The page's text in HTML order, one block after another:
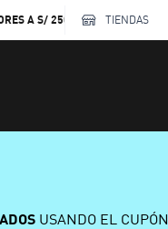
A S/ 250 TIENDAS
USANDO EL CUPÓN